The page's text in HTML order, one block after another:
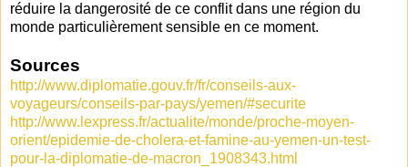
réduire la dangerosité de ce conflit dans une région du
monde particulièrement sensible en ce moment.
Sources
http://www.diplomatie.gouv.fr/fr/conseils-aux-
voyageurs/conseils-par-pays/yemen/#securite
http://www.lexpress.fr/actualite/monde/proche-moyen-
orient/epidemie-de-cholera-et-famine-au-yemen-un-test-
pour-la-diplomatie-de-macron_1908343.html